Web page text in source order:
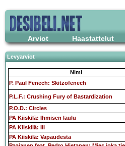
Arviot Haastattelut
Levyarviot
Nimi
P. Paul Fenech: Skitzofenech
P.L.F.: Crushing Fury of Bastardization
P.O.D.: Circles
PA Kiiskilä: Ihmisen laulu
PA Kiiskilä: III
PA Kiiskilä: Vapaudesta